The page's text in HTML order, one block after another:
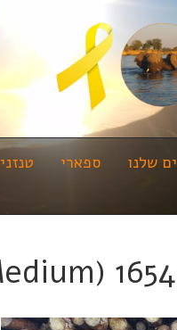
שלנו ספארי